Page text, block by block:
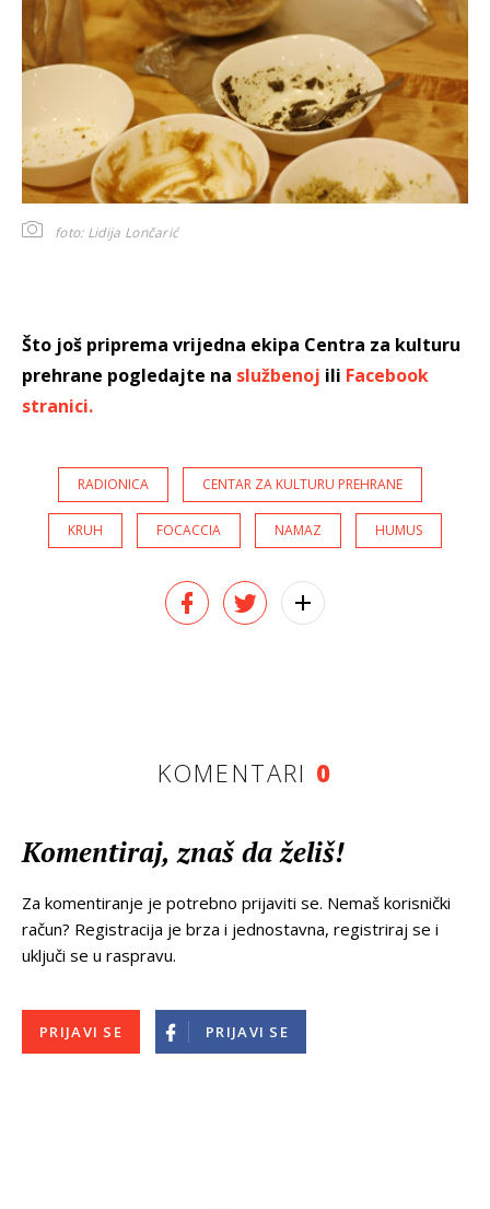
foto: Lidija Lončarić
Što još priprema vrijedna ekipa Centra za kulturu
prehrane pogledajte na službenoj ili Facebook
stranici.
RADIONICA CENTAR ZA KULTURU PREHRANE
KRUH FOCACCIA NAMAZ HUMUS
KOMENTARI 0
Komentiraj, znaš da želiš!
Za komentiranje je potrebno prijaviti se. Nemaš korisnički
račun? Registracija je brza i jednostavna, registriraj se i
uključi se u raspravu.
PRIJAVI SE PRIJAVI SE